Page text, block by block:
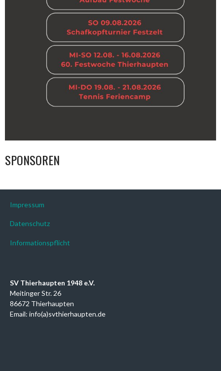
SPONSOREN
Impressum
Datenschutz
Informationspflicht
SV Thierhaupten 1948 e.V.
Meitinger Str. 26
86672 Thierhaupten
Email: info(a)svthierhaupten.de